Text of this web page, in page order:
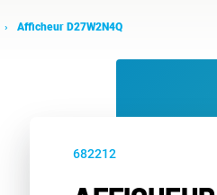
Afficheur D27W2N4Q
682212